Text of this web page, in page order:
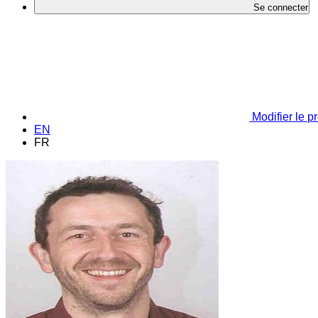
Se connecter
Modifier le
EN
FR